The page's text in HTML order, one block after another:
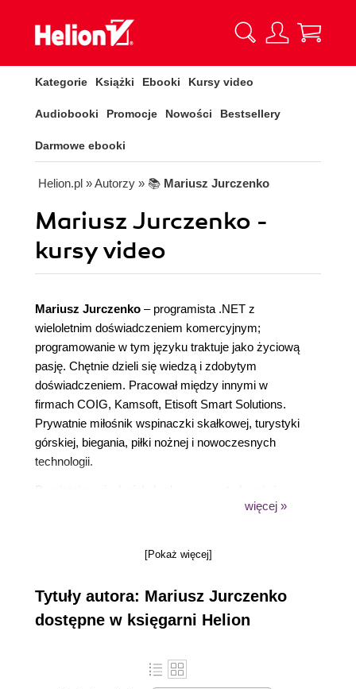
Kategorie Książki Ebooki Kursy video
Audiobooki Promocje Nowości Bestsellery
Darmowe ebooki
Helion.pl » Autorzy » 📚 Mariusz Jurczenko
Mariusz Jurczenko -
kursy video
Mariusz Jurczenko – programista .NET z
wieloletnim doświadczeniem komercyjnym;
programowanie w tym języku traktuje jako życiową
pasję. Chętnie dzieli się wiedzą i zdobytym
doświadczeniem. Pracował między innymi w
firmach COIG, Kamsoft, Etisoft Smart Solutions.
Prywatnie miłośnik wspinaczki skałkowej, turystyki
górskiej, biegania, piłki nożnej i nowoczesnych
technologii.
milowy w naszym rozwoju. Nawet najmniejszy
do aktywnego uczestnictwa, zadawania pytań i
kod, ale także ciekawą społeczność, w której
wzajemnie się wspieramy. Tworzenie aplikacji z
umiejętność, to także pasja. Zachęcam Was do
wykorzystania tego kursu jako platformy do
więcej »
[Pokaż więcej]
Tytuły autora: Mariusz Jurczenko
dostępne w księgarni Helion